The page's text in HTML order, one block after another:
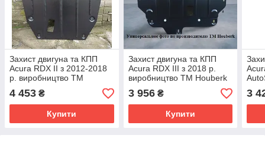
Захист двигуна та КПП
Acura RDX II з 2012-2018
р. виробництво ТМ
Houberk
4 453 ₴
Купити
Захист двигуна та КПП
Acura RDX III з 2018 р.
виробництво ТМ Houberk
3 956₴
Купити
3